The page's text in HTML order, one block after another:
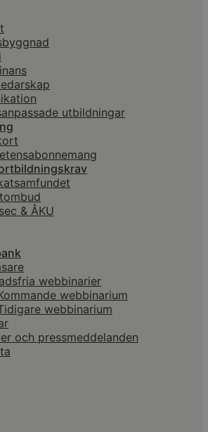
utbildningar
& ÅKU
webbinarier
webbinarium
webbinarium
och pressmeddelanden